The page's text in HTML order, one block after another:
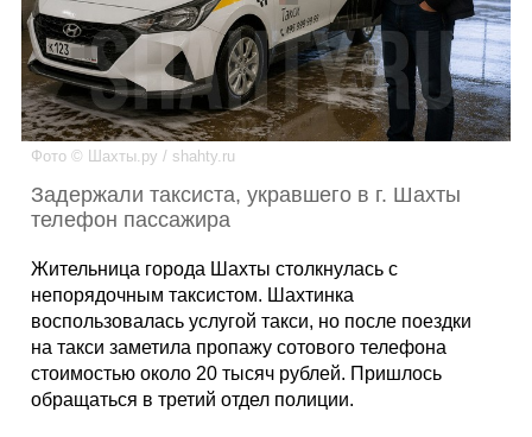
Инфо
Карты
Фотогалерея
Фото © Шахты.ру / shahty.ru
Задержали таксиста, укравшего в г. Шахты
телефон пассажира
Жительница города Шахты столкнулась с
непорядочным таксистом. Шахтинка
воспользовалась услугой такси, но после поездки
на такси заметила пропажу сотового телефона
стоимостью около 20 тысяч рублей. Пришлось
обращаться в третий отдел полиции.